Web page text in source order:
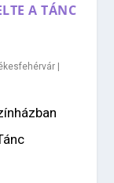
A TÁNC
|